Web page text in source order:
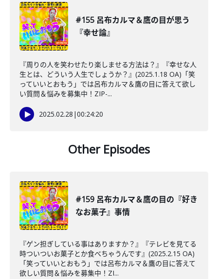
#155 呂布カルマ＆鷹の目が思う
『幸せ論』
『周りの人を笑わせたり楽しませる方法は？』『幸せな人
生とは、どういう人生でしょうか？』(2025.1.18 OA)「笑
っていいとおもう」では呂布カルマ＆鷹の目に答えて欲し
い質問＆悩みを募集中！ZIP-...
2025.02.28 |00:24:20
Other Episodes
#159 呂布カルマ＆鷹の目の『好き
なお菓子』事情
『ゲン担ぎしている事はありますか？』『テレビを見てる
時ついついお菓子とか食べちゃうんです』(2025.2.15 OA)
「笑っていいとおもう」では呂布カルマ＆鷹の目に答えて
欲しい質問＆悩みを募集中！ZI...